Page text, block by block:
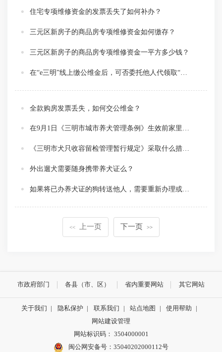
住宅专项维修资金的发票丢失了如何补办？
三元区新房子的商品房专项维修资金如何缴存？
三元区新房子的商品房专项维修资金一平方多少钱？
全款购房发票丢失，如何交公维金？
在9月1日《三明市城市养犬管理条例》生效前家里已养超过一只以上的犬只，能否办理养犬证？
《三明市犬只收容留检管理暂行规定》采取什么措施处理流浪犬？
外出遛犬需要随身携带养犬证么？
<< 上一页 下一页 >>
市政府部门 各县（市、区） 省内重要网站 其它网站
关于我们 | 隐私保护 | 联系我们 | 站点地图 | 使用帮助
|
网站建设管理
网站标识码： 3504000001
闽公网安备号：35040202000112号